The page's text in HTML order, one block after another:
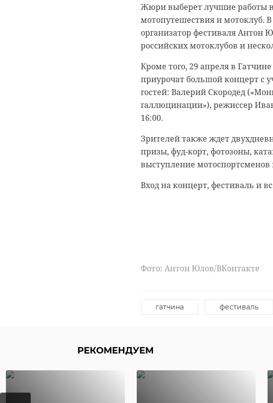
Жюри выберет лучшие работы
мотопутешествия и мотоклуб.
организатор фестиваля Антон
российских мотоклубов и
Кроме того, 29 апреля в
приурочат большой концерт с
гостей: Валерий Скородед
галлюцинации»), режиссер
16:00.
Зрителей также ждет
призы, фуд-корт, фотозоны,
выступление мотоспортсменов
Вход на концерт, фестиваль и
Фото: Антон Юлов/ВКонтакте
гатчина фестиваль
РЕКОМЕНДУЕМ
ленинградские атлеты:
Гатчинского района.
завоевали
тайскому боксу
области. Ребята заняли сразу пять